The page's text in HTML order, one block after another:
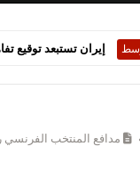
إيران تستبعد توقيع تفاهم
مدافع المنتخب الفرنسي